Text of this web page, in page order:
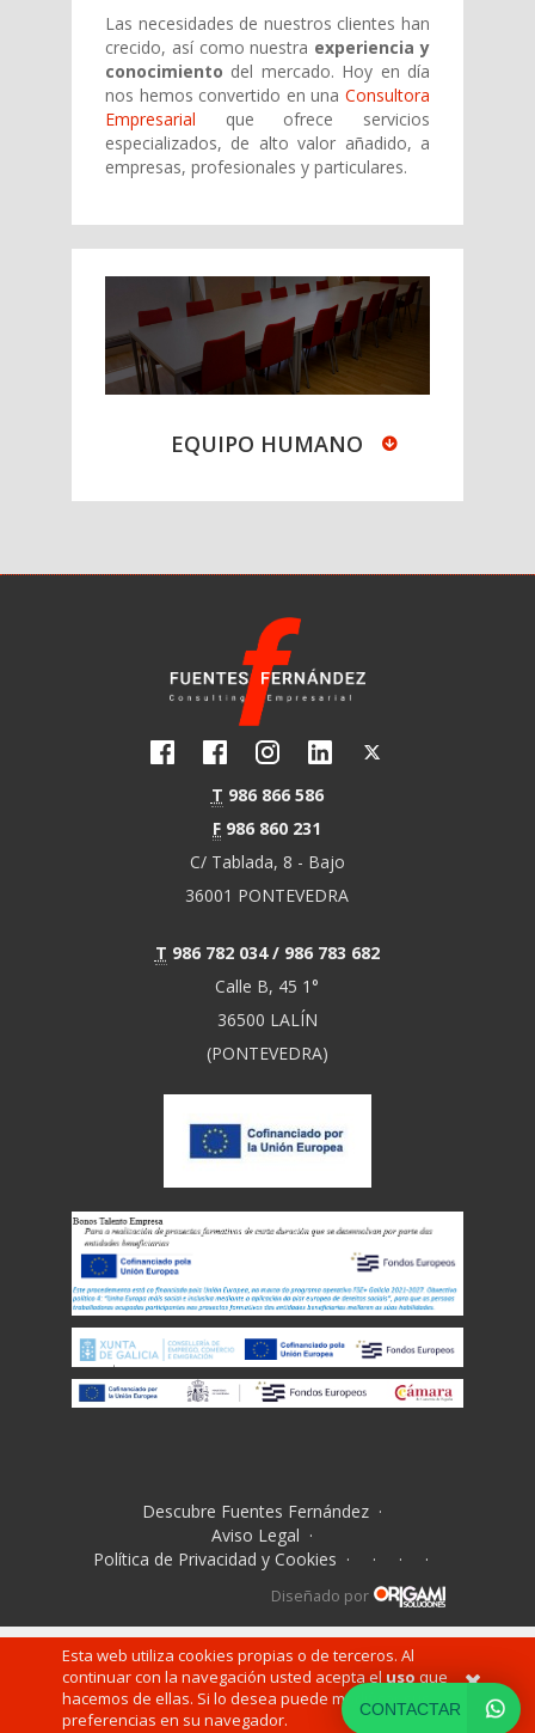
Esta web utiliza cookies propias o de terceros. Al
continuar con la navegación usted acepta el uso que
hacemos de ellas. Si lo desea puede modificar sus
preferencias en su navegador.
Las necesidades de nuestros clientes han
crecido, así como nuestra experiencia y
conocimiento del mercado. Hoy en día
nos hemos convertido en unaConsultora
Empresarial que ofrece servicios
especializados, de alto valor añadido, a
empresas, profesionales y particulares.
EQUIPO HUMANO
T 986 866 586
F 986 860 231
C/ Tablada, 8 - Bajo
36001 PONTEVEDRA
T 986 782 034 / 986 783 682
Calle B, 45 1°
36500 LALÍN
(PONTEVEDRA)
Descubre Fuentes Fernández ·
Aviso Legal ·
Política de Privacidad y Cookies · · · ·
Diseñado por
CONTACTAR